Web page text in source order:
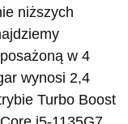
niższych
w 4
wynosi 2,4
Turbo Boost